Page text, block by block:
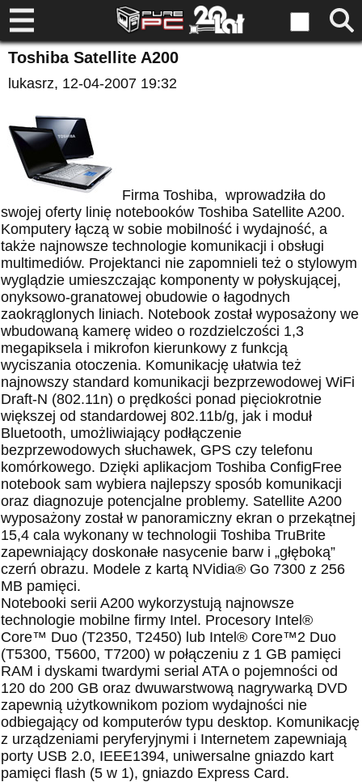
Toshiba Satellite A200
lukasrz, 12-04-2007 19:32
Firma Toshiba, wprowadziła do
swojej oferty linię notebooków Toshiba Satellite A200.
Komputery łączą w sobie mobilność i wydajność, a
także najnowsze technologie komunikacji i obsługi
multimediów. Projektanci nie zapomnieli też o stylowym
wyglądzie umieszczając komponenty w połyskującej,
onyksowo-granatowej obudowie o łagodnych
zaokrąglonych liniach. Notebook został wyposażony we
wbudowaną kamerę wideo o rozdzielczości 1,3
megapiksela i mikrofon kierunkowy z funkcją
wyciszania otoczenia. Komunikację ułatwia też
najnowszy standard komunikacji bezprzewodowej WiFi
Draft-N (802.11n) o prędkości ponad pięciokrotnie
większej od standardowej 802.11b/g, jak i moduł
Bluetooth, umożliwiający podłączenie
bezprzewodowych słuchawek, GPS czy telefonu
komórkowego. Dzięki aplikacjom Toshiba ConfigFree
notebook sam wybiera najlepszy sposób komunikacji
oraz diagnozuje potencjalne problemy. Satellite A200
wyposażony został w panoramiczny ekran o przekątnej
15,4 cala wykonany w technologii Toshiba TruBrite
zapewniający doskonałe nasycenie barw i „głęboką”
czerń obrazu. Modele z kartą NVidia® Go 7300 z 256
MB pamięci.
Notebooki serii A200 wykorzystują najnowsze
technologie mobilne firmy Intel. Procesory Intel®
Core™ Duo (T2350, T2450) lub Intel® Core™2 Duo
(T5300, T5600, T7200) w połączeniu z 1 GB pamięci
RAM i dyskami twardymi serial ATA o pojemności od
120 do 200 GB oraz dwuwarstwową nagrywarką DVD
zapewnią użytkownikom poziom wydajności nie
odbiegający od komputerów typu desktop. Komunikację
z urządzeniami peryferyjnymi i Internetem zapewniają
porty USB 2.0, IEEE1394, uniwersalne gniazdo kart
pamięci flash (5 w 1), gniazdo Express Card.